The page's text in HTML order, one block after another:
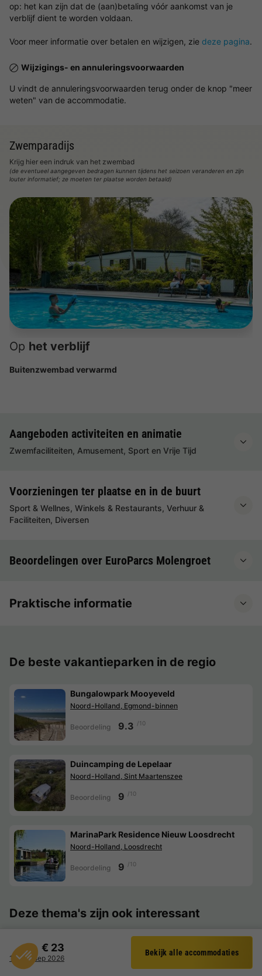
Filter
€ 23
14 - 15 sep 2026
Bekijk alle accommodaties
op: het kan zijn dat de (aan)betaling vóór aankomst van je
verblijf dient te worden voldaan.
Voor meer informatie over betalen en wijzigen, zie deze pagina.
Wijzigings- en annuleringsvoorwaarden
U vindt de annuleringsvoorwaarden terug onder de knop "meer
weten" van de accommodatie.
Zwemparadijs
Krijg hier een indruk van het zwembad
(de eventueel aangegeven bedragen kunnen tijdens het seizoen veranderen en zijn
louter informatief; ze moeten ter plaatse worden betaald)
Op het verblijf
Buitenzwembad verwarmd
Aangeboden activiteiten en animatie
Zwemfaciliteiten, Amusement, Sport en Vrije Tijd
Voorzieningen ter plaatse en in de buurt
Sport & Wellnes, Winkels & Restaurants, Verhuur &
Faciliteiten, Diversen
Beoordelingen over EuroParcs Molengroet
Praktische informatie
De beste vakantieparken in de regio
Bungalowpark Mooyeveld
Noord-Holland, Egmond-binnen
Beoordeling 9.3 /10
Duincamping de Lepelaar
Noord-Holland, Sint Maartenszee
Beoordeling 9 /10
MarinaPark Residence Nieuw Loosdrecht
Noord-Holland, Loosdrecht
Beoordeling 9 /10
Deze thema's zijn ook interessant
EuroParcs aanbiedingen
Last minute vakantiepark